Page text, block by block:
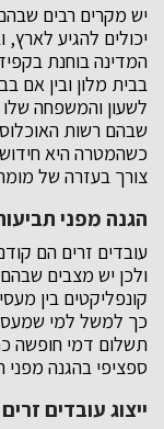
יש מקרים רבים
יכולים להגיע
המדינה בוחנת
בבית מלון ובין
לשעון והמשפחה
שבהם רשות
כשהמטרה היא
צורך בעזרה של
הגנה מפני
עובדים זרים הם
ולכן יש מצבים
קונפליקטים בין
כך למשל למי
תשלום דמי חופשה
ספציפי בהגנה מפני
ייצוג עובדים